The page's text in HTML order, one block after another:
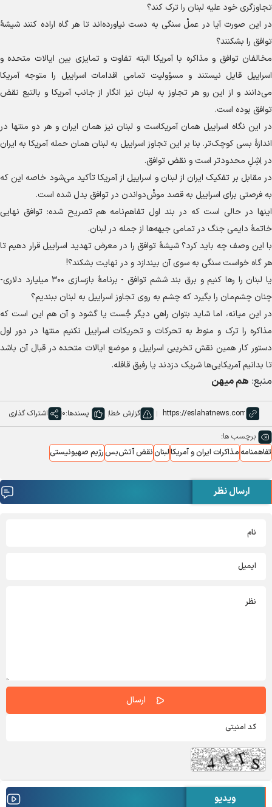
تجاوزگری خود علیه لبنان را ترک کند؟
در این صورت آیا در عملْ سنگی به دست نیاورده‌اند تا هر گاه اراده کنند شیشهٔ
توافق را بشکنند؟
مخالفان توافق و مذاکره با آمریکا البته تفاوت و تمایزی بین ایالات متحده و
اسراییل قایل نیستند و مسؤولیت تمامی اقدامات اسراییل را متوجه آمریکا
می‌دانند و از این رو هر تجاوز به لبنان نیز انگار از جانب آمریکا و بالتبع نقض
توافق بوده است.
در این نگاه اسراییل همان آمریکاست و لبنان نیز همان ایران و هر دو منتها در
اندازهٔ بسی کوچک‌تر. بنا بر این تجاوز اسراییل به لبنان همان حمله آمریکا به ایران
در اِشِلِ محدودتر است و نقض توافق.
در مقابل بر تفکیک ایران از لبنان و اسراییل از آمریکا تأکید می‌شود خاصه این که
به فرصتی برای اسراییل به قصد موشْ‌دواندن در توافق بدل شده است.
اینها در حالی است که در بند اول تفاهم‌نامه هم تصریح شده: توافق نهایی
خاتمهٔ دایمی جنگ در تمامی جبهه‌ها از جمله در لبنان.
با این وصف چه باید کرد؟ شیشهٔ توافق را در معرض تهدید اسراییل قرار دهیم تا
هر گاه خواست سنگی به سوی آن بیندازد و در نهایت بشکند؟!
یا لبنان را رها کنیم و برق بند ششم توافق - برنامهٔ بازسازی ۳۰۰ میلیارد دلاری-
چنان چشم‌مان را بگیرد که چشم به روی تجاوز اسراییل به لبنان ببندیم؟
در این میانه، اما شاید بتوان راهی دیگر جُست یا گشود و آن هم این است که
مذاکره را ترک و منوط به تحرکات و تحریکات اسراییل نکنیم منتها در دور اول
دستور کار همین نقش تخریبی اسراییل و موضع ایالات متحده در قبال آن باشد
تا بدانیم آمریکایی‌ها شریک دزدند یا رفیق قافله.
منبع: هم میهن
گزارش خطا پسندها:0 اشتراک گذاری
برچسب ها:
تفاهمنامه مذاکرات ایران و آمریکالبناننقض آتش‌بسرژیم صهیونیستی
ارسال نظر
ویدیو